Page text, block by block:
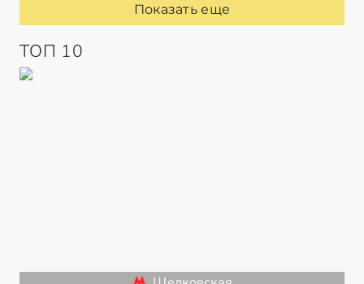
Показать еще
ТОП 10